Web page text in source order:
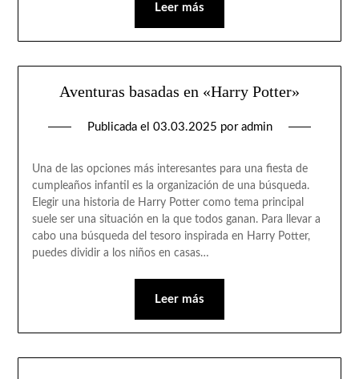
Leer más
Aventuras basadas en «Harry Potter»
Publicada el 03.03.2025 por admin
Una de las opciones más interesantes para una fiesta de
cumpleaños infantil es la organización de una búsqueda.
Elegir una historia de Harry Potter como tema principal
suele ser una situación en la que todos ganan. Para llevar a
cabo una búsqueda del tesoro inspirada en Harry Potter,
puedes dividir a los niños en casas…
Leer más